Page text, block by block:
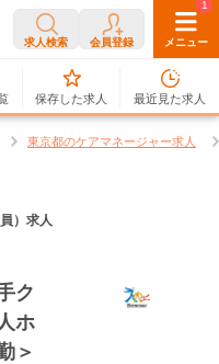
求人検索 会員登録 メニュー
0
保存した求人
1
最近見た求人
東京都のケアマネージャー求人
）求人
ク
ホ
＞